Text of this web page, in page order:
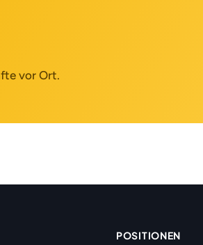
vor Ort.
POSITIONEN